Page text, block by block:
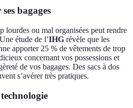
bagages
lourdes ou mal organisées peut rendre
étude de l’IHG révèle que les
apporter 25 % de vêtements de trop
concernant vos possessions et
de vos bagages. Des sacs à dos
s’avérer très pratiques.